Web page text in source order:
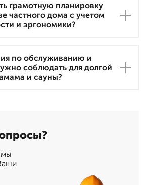
грамотную планировку
частного дома с учетом
и эргономики?
по обслуживанию и
соблюдать для долгой
и сауны?
мы